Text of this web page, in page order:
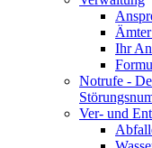
Ihr
Notrufe -
Ver- und